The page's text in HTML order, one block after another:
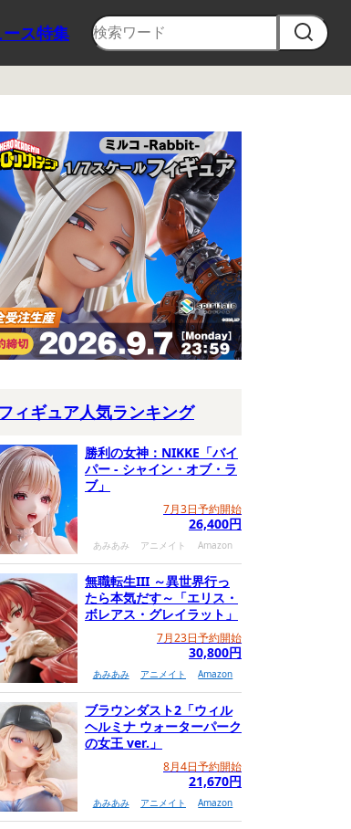
ス特集
フィギュア人気ランキング
勝利の女神：NIKKE「バイ
パー - シャイン・オブ・ラ
ブ」
7月3日予約開始
26,400円
あみあみ アニメイト Amazon
無職転生III ～異世界行っ
たら本気だす～「エリス・
ボレアス・グレイラット」
7月23日予約開始
30,800円
あみあみ アニメイト Amazon
ブラウンダスト2「ウィル
ヘルミナ ウォーターパーク
の女王 ver.」
8月4日予約開始
21,670円
あみあみ アニメイト Amazon